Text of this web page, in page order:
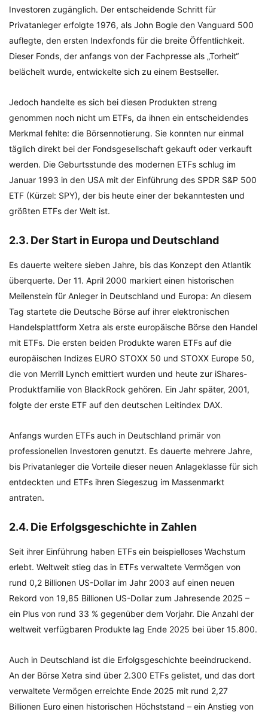
Investoren zugänglich. Der entscheidende Schritt für
Privatanleger erfolgte 1976, als John Bogle den Vanguard 500
auflegte, den ersten Indexfonds für die breite Öffentlichkeit.
Dieser Fonds, der anfangs von der Fachpresse als „Torheit“
belächelt wurde, entwickelte sich zu einem Bestseller.
Jedoch handelte es sich bei diesen Produkten streng
genommen noch nicht um ETFs, da ihnen ein entscheidendes
Merkmal fehlte: die Börsennotierung. Sie konnten nur einmal
täglich direkt bei der Fondsgesellschaft gekauft oder verkauft
werden. Die Geburtsstunde des modernen ETFs schlug im
Januar 1993 in den USA mit der Einführung des SPDR S&P 500
ETF (Kürzel: SPY), der bis heute einer der bekanntesten und
größten ETFs der Welt ist.
2.3. Der Start in Europa und Deutschland
Es dauerte weitere sieben Jahre, bis das Konzept den Atlantik
überquerte. Der 11. April 2000 markiert einen historischen
Meilenstein für Anleger in Deutschland und Europa: An diesem
Tag startete die Deutsche Börse auf ihrer elektronischen
Handelsplattform Xetra als erste europäische Börse den Handel
mit ETFs. Die ersten beiden Produkte waren ETFs auf die
europäischen Indizes EURO STOXX 50 und STOXX Europe 50,
die von Merrill Lynch emittiert wurden und heute zur iShares-
Produktfamilie von BlackRock gehören. Ein Jahr später, 2001,
folgte der erste ETF auf den deutschen Leitindex DAX.
Anfangs wurden ETFs auch in Deutschland primär von
professionellen Investoren genutzt. Es dauerte mehrere Jahre,
bis Privatanleger die Vorteile dieser neuen Anlageklasse für sich
entdeckten und ETFs ihren Siegeszug im Massenmarkt
antraten.
2.4. Die Erfolgsgeschichte in Zahlen
Seit ihrer Einführung haben ETFs ein beispielloses Wachstum
erlebt. Weltweit stieg das in ETFs verwaltete Vermögen von
rund 0,2 Billionen US-Dollar im Jahr 2003 auf einen neuen
Rekord von 19,85 Billionen US-Dollar zum Jahresende 2025 –
ein Plus von rund 33 % gegenüber dem Vorjahr. Die Anzahl der
weltweit verfügbaren Produkte lag Ende 2025 bei über 15.800.
Auch in Deutschland ist die Erfolgsgeschichte beeindruckend.
An der Börse Xetra sind über 2.300 ETFs gelistet, und das dort
verwaltete Vermögen erreichte Ende 2025 mit rund 2,27
Billionen Euro einen historischen Höchststand – ein Anstieg von